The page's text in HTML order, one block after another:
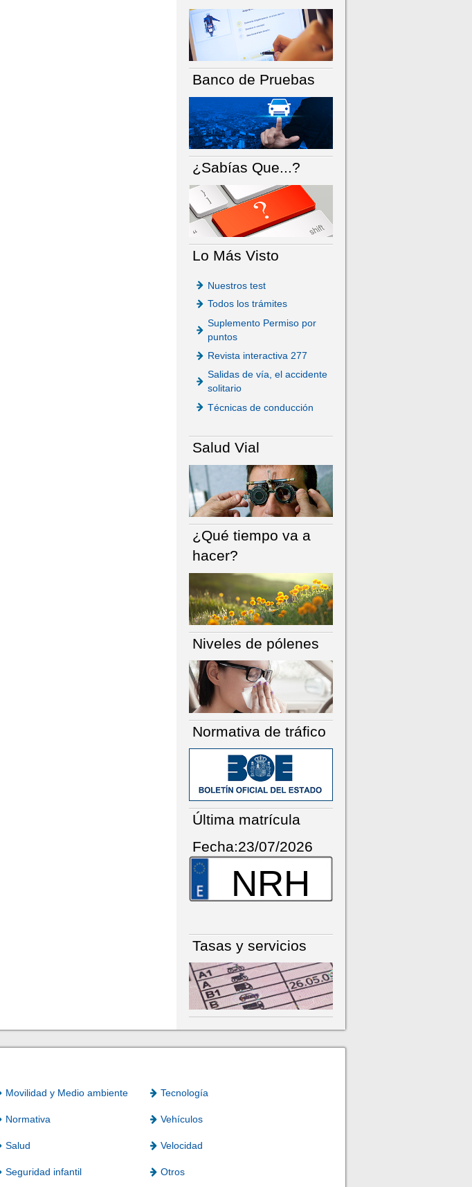
Banco de Pruebas
¿Sabías Que...?
Lo Más Visto
Nuestros test
Todos los trámites
Suplemento Permiso por
puntos
Revista interactiva 277
Salidas de vía, el accidente
solitario
Técnicas de conducción
Salud Vial
¿Qué tiempo va a
hacer?
Niveles de pólenes
Normativa de tráfico
Última matrícula
Fecha:23/07/2026
NRH
Tasas y servicios
Movilidad y Medio ambiente Tecnología
Normativa Vehículos
Salud Velocidad
Seguridad infantil Otros